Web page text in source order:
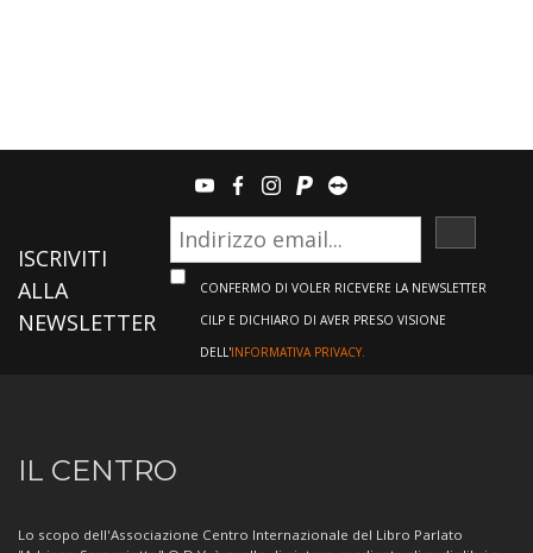
youtubefacebook
instagram
paypalteamviewer
ISCRIVITI
ALLA
NEWSLETTER
CONFERMO DI VOLER RICEVERE LA NEWSLETTER
CILP E DICHIARO DI AVER PRESO VISIONE
DELL'INFORMATIVA PRIVACY.
Informazioni
sul
Centro
IL CENTRO
Lo scopo dell'Associazione Centro Internazionale del Libro Parlato